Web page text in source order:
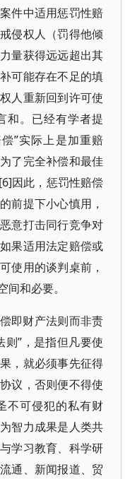
件中适用惩罚性赔
侵权人（罚得他倾
量获得远远超出其
可能存在不足的填
人重新回到许可使
和。已经有学者提
”实际上是加重赔
了完全补偿和最佳
因此，惩罚性赔偿
前提下小心慎用，
意打击同行竞争对
果适用法定赔偿或
使用的谈判桌前，
和必要。
即财产法则而非责
则”，是指但凡要使
，就必须事先征得
议，否则便不得使
不可侵犯的私有财
智力成果是人类共
学习教育、科学研
通、新闻报道、贸